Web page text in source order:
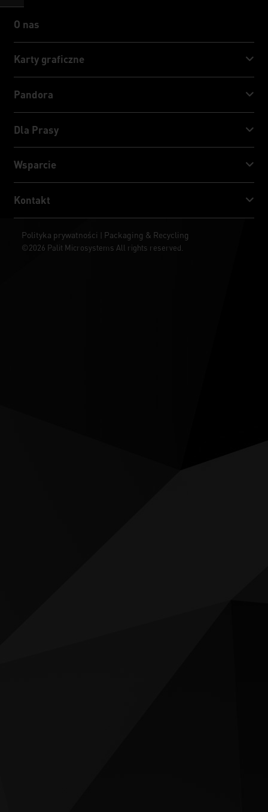
O nas
O nas
Karty graficzne
GeForce RTX™ 40 Series
GeForce RTX™ 30 Series
Pandora
NVIDIA Jetson Orin™ Nano Super
Dla Prasy
Social Media
Nagrody & Recenzje
Wsparcie
ThunderMaster
ARGB SYNC
Kontakt
Gdzie kupić?
Polityka prywatności | Packaging & Recycling
©2026 Palit Microsystems All rights reserved.